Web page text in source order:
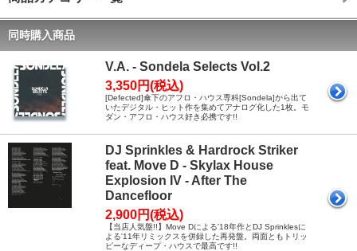
同時購入商品
V.A. - Sondela Selects Vol.2
3,350円(税込)
[Defected]傘下のアフロ・ハウス専科[Sondela]から出て
いたデジタル・ヒット作を集めてアナログ化した1枚。モ
ダン・アフロ・ハウス好き必携です!!
DJ Sprinkles & Hardrock Striker
feat. Move D - Skylax House
Explosion IV - After The
Dancefloor
2,900円(税込)
【当店人気盤!!】Move Dによる'18年作とDJ Sprinklesに
よる'11年リミックスを併録した再発盤。両面ともトリッ
ピーなディープ・ハウスで最高です!!